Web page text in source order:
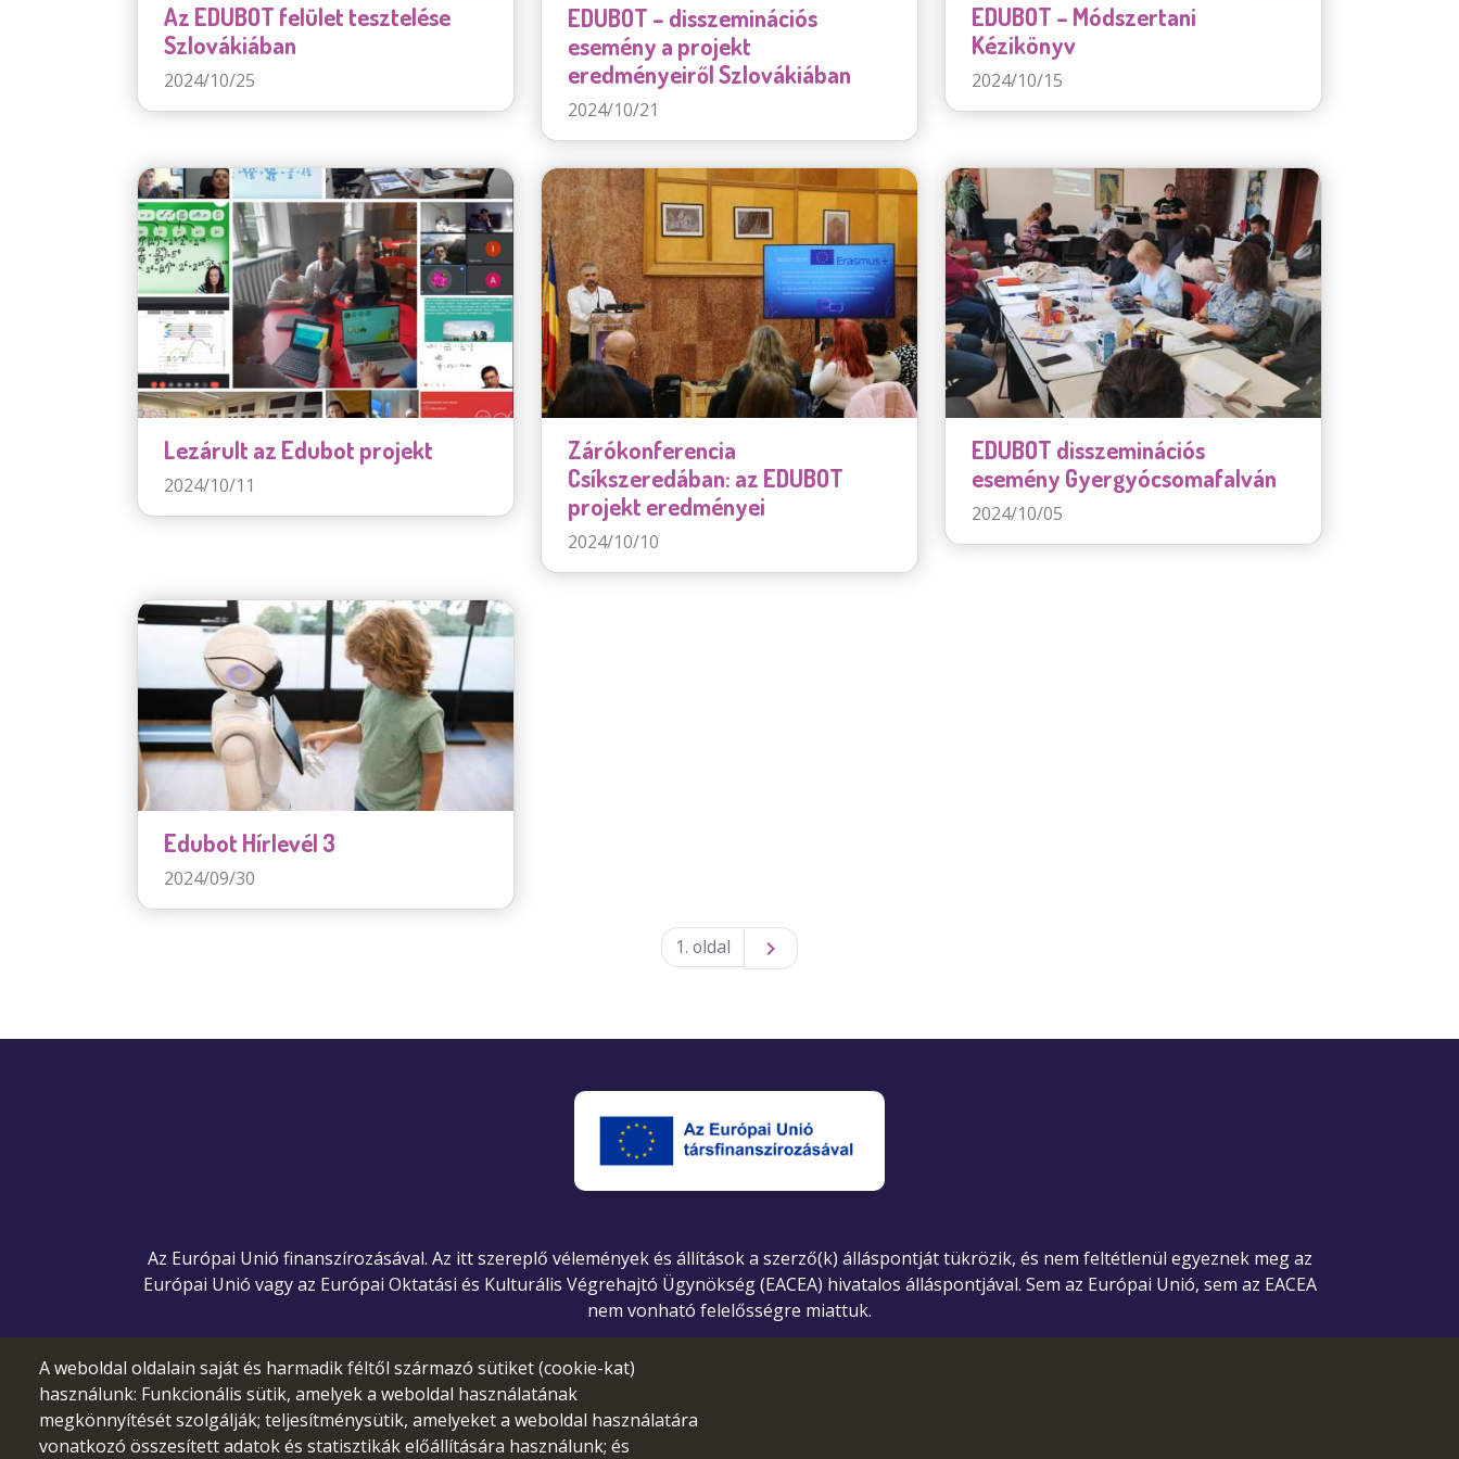
Az EDUBOT felület tesztelése
Szlovákiában
2024/10/25
EDUBOT – disszeminációs
esemény a projekt
eredményeiről Szlovákiában
2024/10/21
EDUBOT – Módszertani
Kézikönyv
2024/10/15
Lezárult az Edubot projekt
2024/10/11
Zárókonferencia
Csíkszeredában: az EDUBOT
projekt eredményei
2024/10/10
EDUBOT disszeminációs
esemény Gyergyócsomafalván
2024/10/05
Edubot Hírlevél 3
2024/09/30
1. oldal
Az Európai Unió finanszírozásával. Az itt szereplő vélemények és állítások a szerző(k) álláspontját tükrözik, és nem feltétlenül egyeznek meg az
Európai Unió vagy az Európai Oktatási és Kulturális Végrehajtó Ügynökség (EACEA) hivatalos álláspontjával. Sem az Európai Unió, sem az EACEA
nem vonható felelősségre miattuk.
A weboldal oldalain saját és harmadik féltől származó sütiket (cookie-kat)
használunk: Funkcionális sütik, amelyek a weboldal használatának
megkönnyítését szolgálják; teljesítménysütik, amelyeket a weboldal használatára
vonatkozó összesített adatok és statisztikák előállítására használunk; és